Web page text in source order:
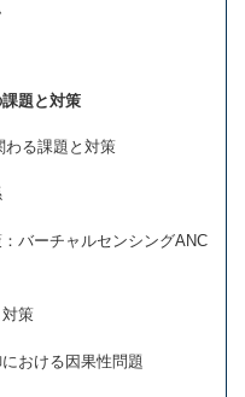
題と対策
る課題と対策
ーチャルセンシングANC
策
ける因果性問題